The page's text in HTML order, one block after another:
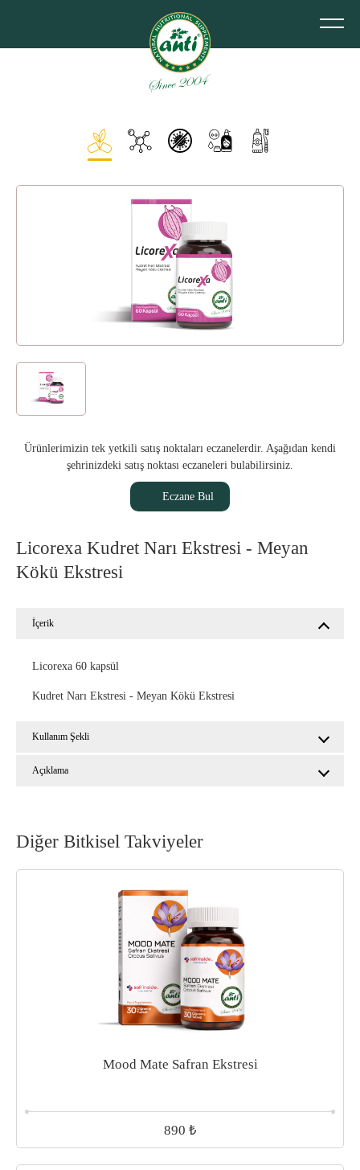
Ürünlerimizin tek yetkili satış noktaları eczanelerdir. Aşağıdan kendi
şehrinizdeki satış noktası eczaneleri bulabilirsiniz.
Eczane Bul
Licorexa Kudret Narı Ekstresi - Meyan
Kökü Ekstresi
İçerik
Licorexa 60 kapsül
Kudret Narı Ekstresi - Meyan Kökü Ekstresi
Kullanım Şekli
Açıklama
Diğer Bitkisel Takviyeler
Mood Mate Safran Ekstresi
890 ₺